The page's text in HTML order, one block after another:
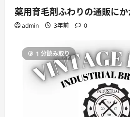
薬用育毛剤ふわりの通販にか
admin 3年前 0
1 分読み取り